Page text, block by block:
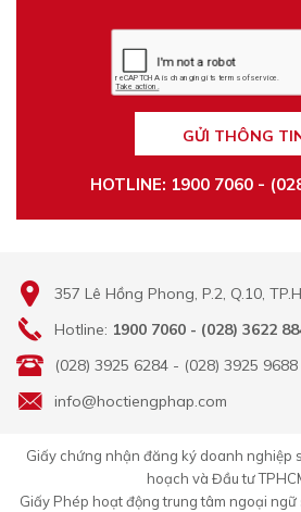
GỬI THÔNG
HOTLINE: 1900 7060 -
357 Lê Hồng Phong, P.2, Q.10,
Hotline: 1900 7060 - (028) 3622
(028) 3925 6284 - (028) 3925 9688
info@hoctiengphap.com
Giấy chứng nhận đăng ký doanh nghiệp
hoạch và Đầu tư
Giấy Phép hoạt động trung tâm ngoại